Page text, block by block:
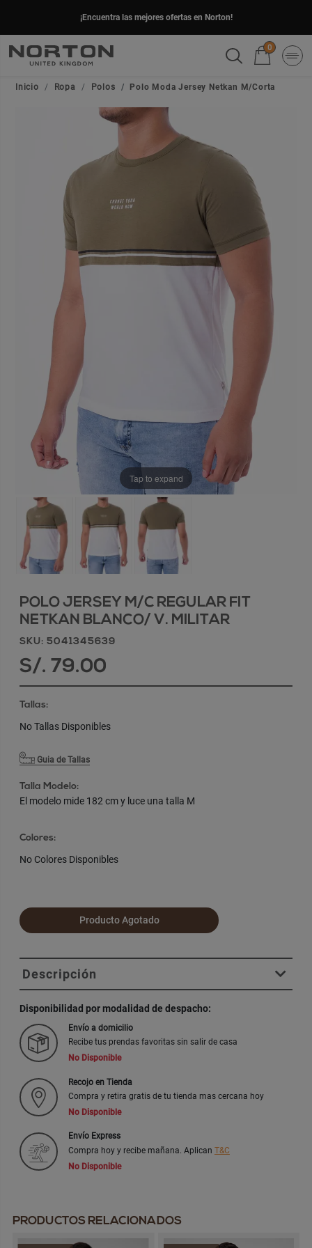
¡Encuentra las mejores ofertas en Norton!
0
Inicio Ropa Polos Polo Moda Jersey Netkan M/Corta
Tap to expand
POLO JERSEY M/C REGULAR FIT
NETKAN BLANCO/ V. MILITAR
SKU: 5041345639
S/. 79.00
Tallas:
No Tallas Disponibles
Guia de Tallas
Talla Modelo:
El modelo mide 182 cm y luce una talla M
Colores:
No Colores Disponibles
Producto Agotado
Descripción
Disponibilidad por modalidad de despacho:
Envío a domicilio
Recibe tus prendas favoritas sin salir de casa
No Disponible
Recojo en Tienda
Compra y retira gratis de tu tienda mas cercana hoy
No Disponible
Envío Express
Compra hoy y recibe mañana. Aplican T&C
No Disponible
PRODUCTOS RELACIONADOS